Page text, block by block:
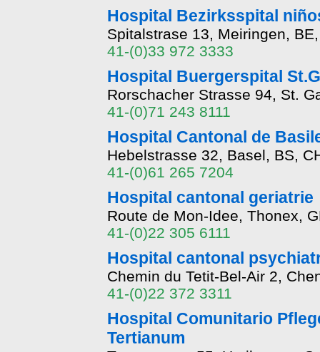
Hospital Bezirksspital
Spitalstrase 13, Meiringen,
41-(0)33 972 3333
Hospital Buergerspital
Rorschacher Strasse 94, St.
41-(0)71 243 8111
Hospital Cantonal de
Hebelstrasse 32, Basel, BS,
41-(0)61 265 7204
Hospital cantonal geriatrie
Route de Mon-Idee, Thonex,
41-(0)22 305 6111
Hospital cantonal
Chemin du Tetit-Bel-Air 2,
41-(0)22 372 3311
Hospital Comunitario
Tertianum